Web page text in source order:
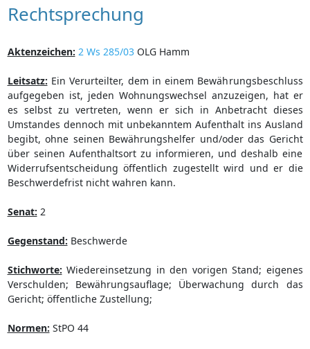
Rechtsprechung
Aktenzeichen: 2 Ws 285/03OLG Hamm
Leitsatz: Ein Verurteilter, dem in einem Bewährungsbeschluss
aufgegeben ist, jeden Wohnungswechsel anzuzeigen, hat er
es selbst zu vertreten, wenn er sich in Anbetracht dieses
Umstandes dennoch mit unbekanntem Aufenthalt ins Ausland
begibt, ohne seinen Bewährungshelfer und/oder das Gericht
über seinen Aufenthaltsort zu informieren, und deshalb eine
Widerrufsentscheidung öffentlich zugestellt wird und er die
Beschwerdefrist nicht wahren kann.
Senat: 2
Gegenstand: Beschwerde
Stichworte: Wiedereinsetzung in den vorigen Stand; eigenes
Verschulden; Bewährungsauflage; Überwachung durch das
Gericht; öffentliche Zustellung;
Normen: StPO 44